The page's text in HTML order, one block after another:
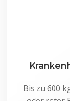
Bis zu 600